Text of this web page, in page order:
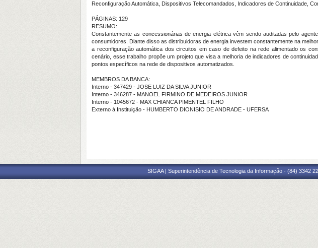
Reconfiguração Automática, Dispositivos Telecomandados, Indicadores de Continuidade,
PÁGINAS: 129
RESUMO:
Constantemente as concessionárias de energia elétrica vêm sendo auditadas pelo
consumidores. Diante disso as distribuidoras de energia investem constantemente na
a reconfiguração automática dos circuitos em caso de defeito na rede alimentado os
cenário, esse trabalho propõe um projeto que visa a melhoria de indicadores de
pontos específicos na rede de dispositivos automatizados.
MEMBROS DA BANCA:
Interno - 347429 - JOSE LUIZ DA SILVA JUNIOR
Interno - 346287 - MANOEL FIRMINO DE MEDEIROS JUNIOR
Interno - 1045672 - MAX CHIANCA PIMENTEL FILHO
Externo à Instituição - HUMBERTO DIONISIO DE ANDRADE - UFERSA
SIGAA | Superintendência de Tecnologia da Informação - (84) 3342